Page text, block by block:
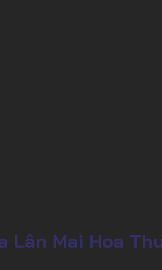
Lân Mai Hoa